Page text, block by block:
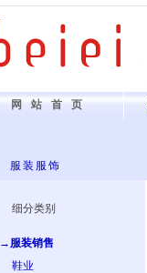
网站首页
服装服饰
细分类别
→服装销售
鞋业